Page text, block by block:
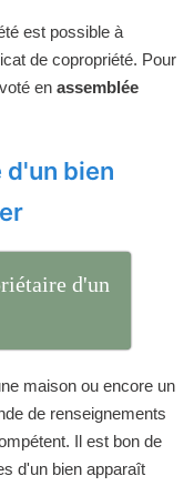
est possible à
de copropriété. Pour
en assemblée
bien
d'un
maison ou encore un
de renseignements
Il est bon de
d'un bien apparaît